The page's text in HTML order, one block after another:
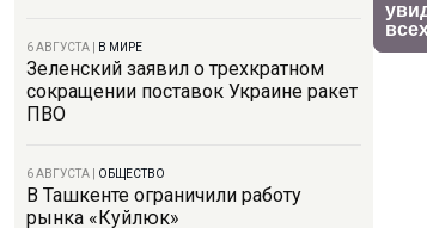
6 АВГУСТА В МИРЕ
Зеленский заявил о трехкратном
сокращении поставок Украине ракет
ПВО
6 АВГУСТА ОБЩЕСТВО
В Ташкенте ограничили работу
рынка «Куйлюк»